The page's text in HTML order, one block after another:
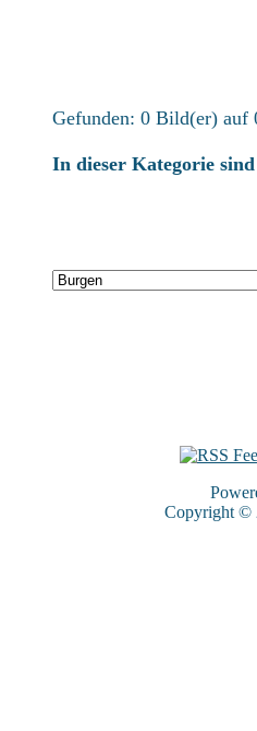
Gefunden: 0 Bild(er) auf
In dieser Kategorie
Copyright ©